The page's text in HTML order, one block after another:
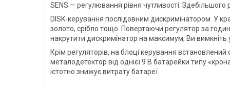
SENS — регулювання рівня чутливості.
DISK-керування послідовним дискримінатором. У
золото, срібло тощо. Повертаючи регулятор за
накрутити дискримінатор на максимум, Ви вимкніть
Крім регуляторів, на блоці керування
металодетектор від однієї 9 В батарейки типу
істотно знижує витрату батареї.